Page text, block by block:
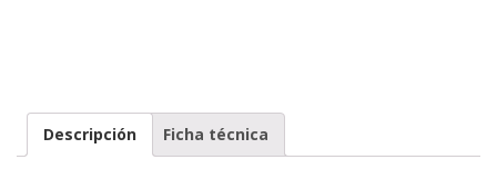
Descripción Ficha técnica